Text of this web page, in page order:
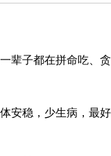
辈子都在拼命吃、
安稳，少生病，最